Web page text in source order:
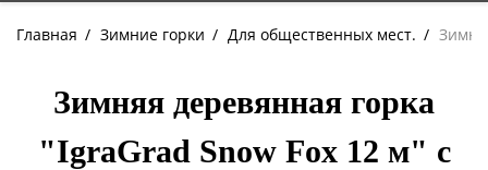
Главная / Зимние горки / Для общественных мест. /
Зимняя деревянная горка
"IgraGrad Snow Fox 12 м" с